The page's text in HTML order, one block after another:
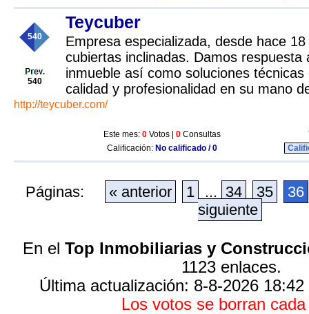
540
540
Teycuber
Empresa especializada, desde hace
cubiertas inclinadas. Damos respuesta
inmueble así como soluciones
calidad y profesionalidad en su mano
http://teycuber.com/
Este mes: 0 Votos | 0 Consultas
Calificación: No calificado / 0
Páginas: « anterior 1 ... 34 35
36
siguiente
En el Top Inmobiliarias y
1123 enlaces.
Última actualización: 8-8-2026
Los votos se borran